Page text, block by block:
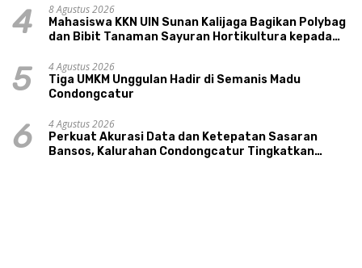
4
8 Agustus 2026
Mahasiswa KKN UIN Sunan Kalijaga Bagikan Polybag
dan Bibit Tanaman Sayuran Hortikultura kepada
5
4 Agustus 2026
Tiga UMKM Unggulan Hadir di Semanis Madu
Condongcatur
6
4 Agustus 2026
Perkuat Akurasi Data dan Ketepatan Sasaran
Bansos, Kalurahan Condongcatur Tingkatkan